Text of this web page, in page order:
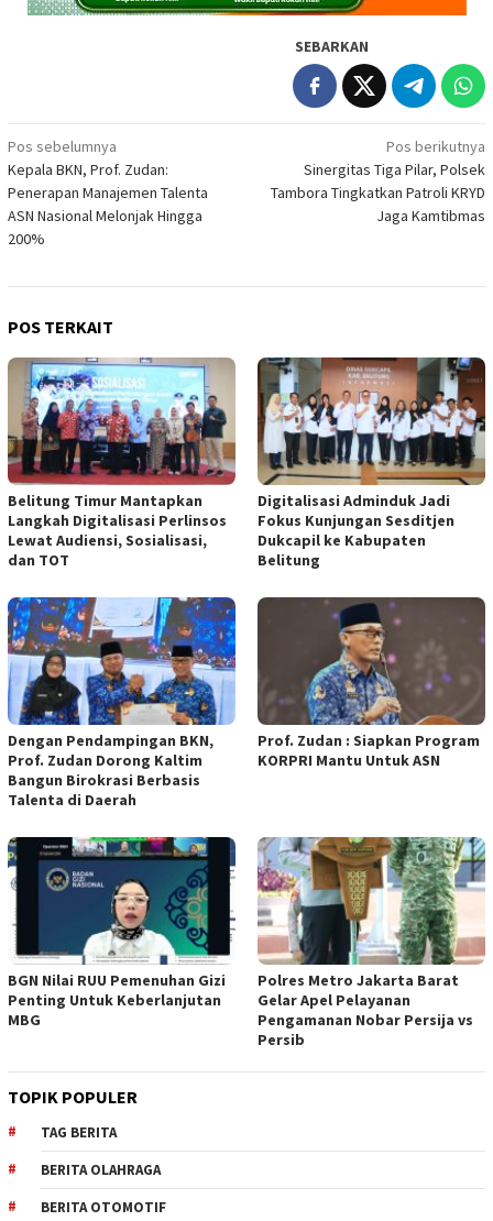
SEBARKAN
Navigasi
pos
Pos sebelumnya
Kepala BKN, Prof. Zudan:
Penerapan Manajemen Talenta
ASN Nasional Melonjak Hingga
200%
Pos berikutnya
Sinergitas Tiga Pilar, Polsek
Tambora Tingkatkan Patroli KRYD
Jaga Kamtibmas
POS TERKAIT
Belitung Timur Mantapkan
Langkah Digitalisasi Perlinsos
Lewat Audiensi, Sosialisasi,
dan TOT
Digitalisasi Adminduk Jadi
Fokus Kunjungan Sesditjen
Dukcapil ke Kabupaten
Belitung
Dengan Pendampingan BKN,
Prof. Zudan Dorong Kaltim
Bangun Birokrasi Berbasis
Talenta di Daerah
Prof. Zudan : Siapkan Program
KORPRI Mantu Untuk ASN
BGN Nilai RUU Pemenuhan Gizi
Penting Untuk Keberlanjutan
MBG
Polres Metro Jakarta Barat
Gelar Apel Pelayanan
Pengamanan Nobar Persija vs
Persib
TOPIK POPULER
TAG BERITA
BERITA OLAHRAGA
BERITA OTOMOTIF